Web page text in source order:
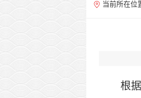
当前所在位
根